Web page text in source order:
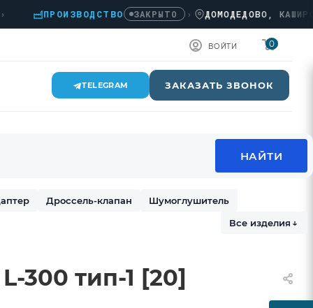
ПРОИЗВОДСТВО ЗАКРЫТО › ДОМОДЕДОВО,
ВОЙТИ 0
TELEGRAM ЗАКАЗАТЬ ЗВОНОК
Дроссель-клапан
Шумоглушитель
Все изделия ↓
300 тип-1 [20]